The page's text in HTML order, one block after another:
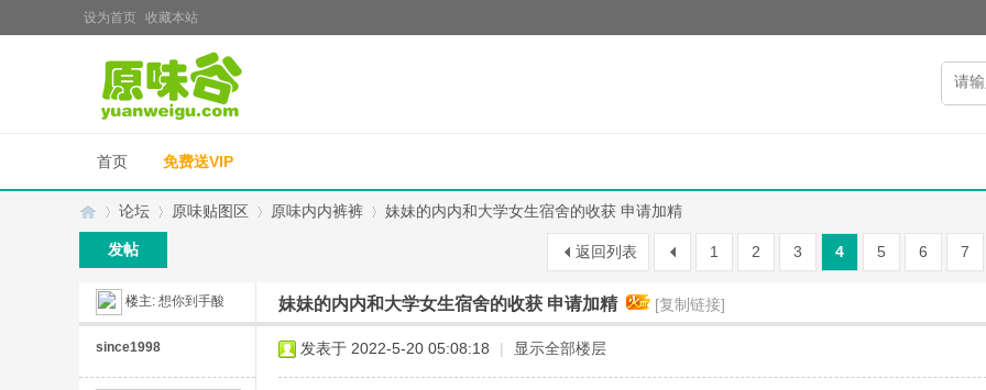
设为首页 收藏本站
首页 免费送VIP
»
论坛
›
原味贴图区 原味内内裤裤
›
妹妹的内内和大学女生宿舍的收获 申请加精
1 2 3 4 5 6 7
返回列表
发帖
楼主: 想你到手酸 妹妹的内内和大学女生宿舍的收获 申请加精 [复制链接]
since1998 发表于 2022-5-20 05:08:18 | 显示全部楼层